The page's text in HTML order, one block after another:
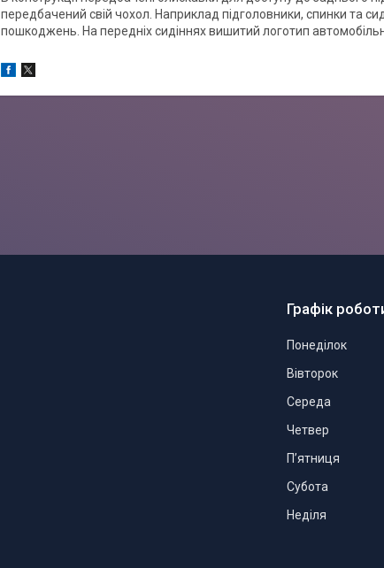
передбачений свій чохол. Наприклад підголовники, спинки та
пошкоджень. На передніх сидіннях вишитий логотип
Графік
Понеділок
Вівторок
Середа
Четвер
Пʼятниця
Субота
Неділя